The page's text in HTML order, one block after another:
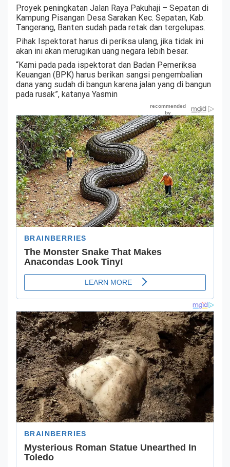
Proyek peningkatan Jalan Raya Pakuhaji – Sepatan di
Kampung Pisangan Desa Sarakan Kec. Sepatan, Kab.
Tangerang, Banten sudah pada retak dan tergelupas.
Pihak Ispektorat harus di periksa ulang, jika tidak ini
akan ini akan merugikan uang negara lebih besar.
“Kami pada pada ispektorat dan Badan Pemeriksa
Keuangan (BPK) harus berikan sangsi pengembalian
dana yang sudah di bangun karena jalan yang di bangun
pada rusak”, katanya Yasmin